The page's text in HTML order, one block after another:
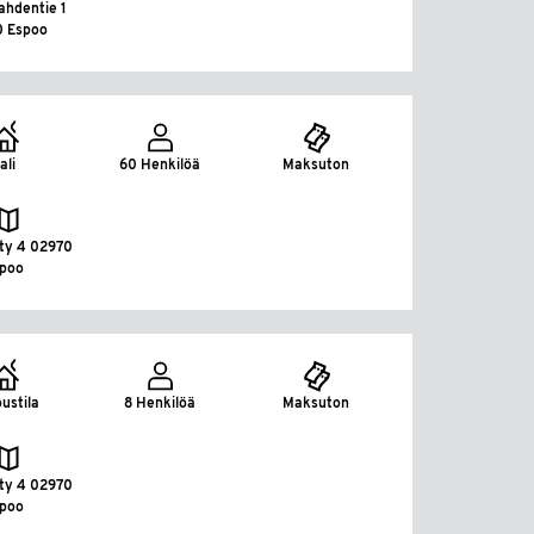
1
Espoo
60 Henkilöä Maksuton
4 02970
8 Henkilöä Maksuton
4 02970